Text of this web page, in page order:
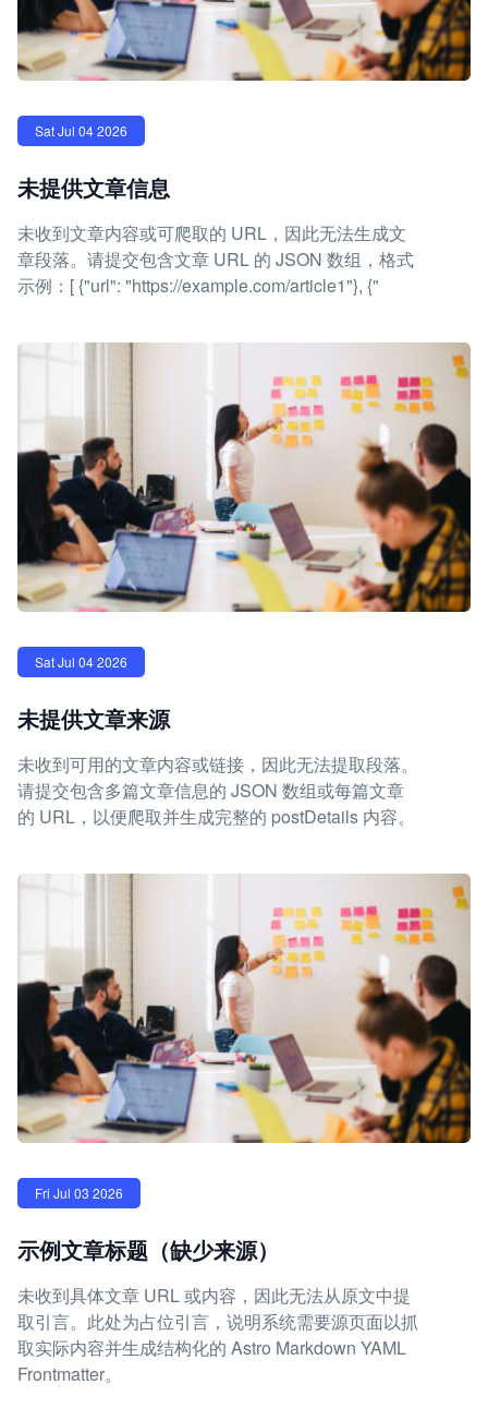
Sat Jul 04 2026
未提供文章信息
未收到文章内容或可爬取的 URL，因此无法生成文
章段落。请提交包含文章 URL 的 JSON 数组，格式
示例：[ {"url": "https://example.com/article1"}, {"
Sat Jul 04 2026
未提供文章来源
未收到可用的文章内容或链接，因此无法提取段落。
请提交包含多篇文章信息的 JSON 数组或每篇文章
的 URL，以便爬取并生成完整的 postDetails 内容。
Fri Jul 03 2026
示例文章标题（缺少来源）
未收到具体文章 URL 或内容，因此无法从原文中提
取引言。此处为占位引言，说明系统需要源页面以抓
取实际内容并生成结构化的 Astro Markdown YAML
Frontmatter。